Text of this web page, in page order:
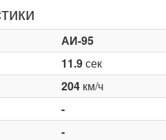
АИ-95
11.9сек
204км/ч
-
-